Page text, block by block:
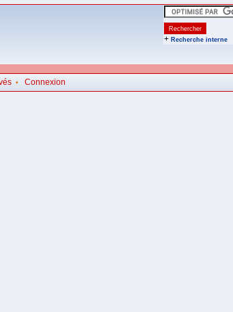
+ Recherche interne
• Connexion